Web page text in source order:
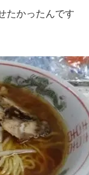
たかったんです